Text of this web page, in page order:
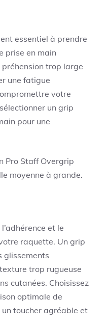
essentiel à prendre
prise en main
trop large
une fatigue
votre
un grip
pour une
Pro Staff Overgrip
moyenne à grande.
et le
raquette. Un grip
glissements
trop rugueuse
cutanées. Choisissez
optimale de
toucher agréable et